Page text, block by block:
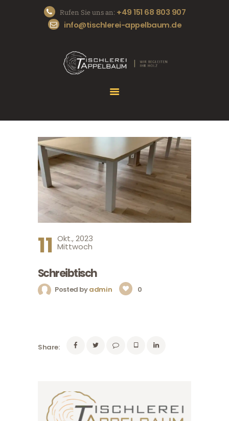
Rufen Sie uns an: +49 151 68 803 907
info@tischlerei-appelbaum.de
START
DIE TISCHLEREI
UNSERE SERVICES
11 Okt., 2023
Mittwoch
Schreibtisch
Posted byadmin 0
Share: